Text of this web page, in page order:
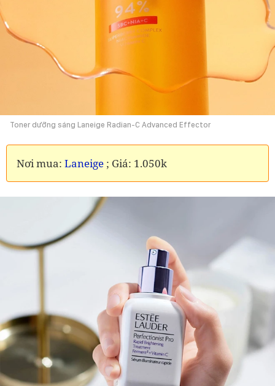
Toner dưỡng sáng Laneige Radian-C Advanced Effector
Nơi mua: Laneige ; Giá: 1.050k